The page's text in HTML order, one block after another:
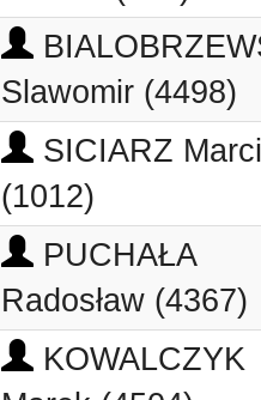
Slawomir (4498)
SICIARZ
(1012)
PUCHAŁA
Radosław (4367)
KOWALCZYK